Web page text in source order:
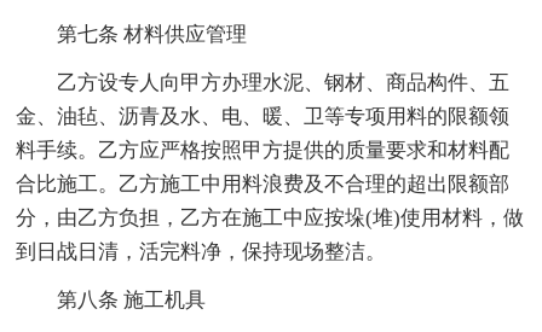
第七条 材料供应管理
乙方设专人向甲方办理水泥、钢材、商品构件、五
金、油毡、沥青及水、电、暖、卫等专项用料的限额领
料手续。乙方应严格按照甲方提供的质量要求和材料配
合比施工。乙方施工中用料浪费及不合理的超出限额部
分，由乙方负担，乙方在施工中应按垛(堆)使用材料，做
到日战日清，活完料净，保持现场整洁。
第八条 施工机具